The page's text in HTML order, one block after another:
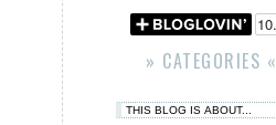
» CATEGORIES «